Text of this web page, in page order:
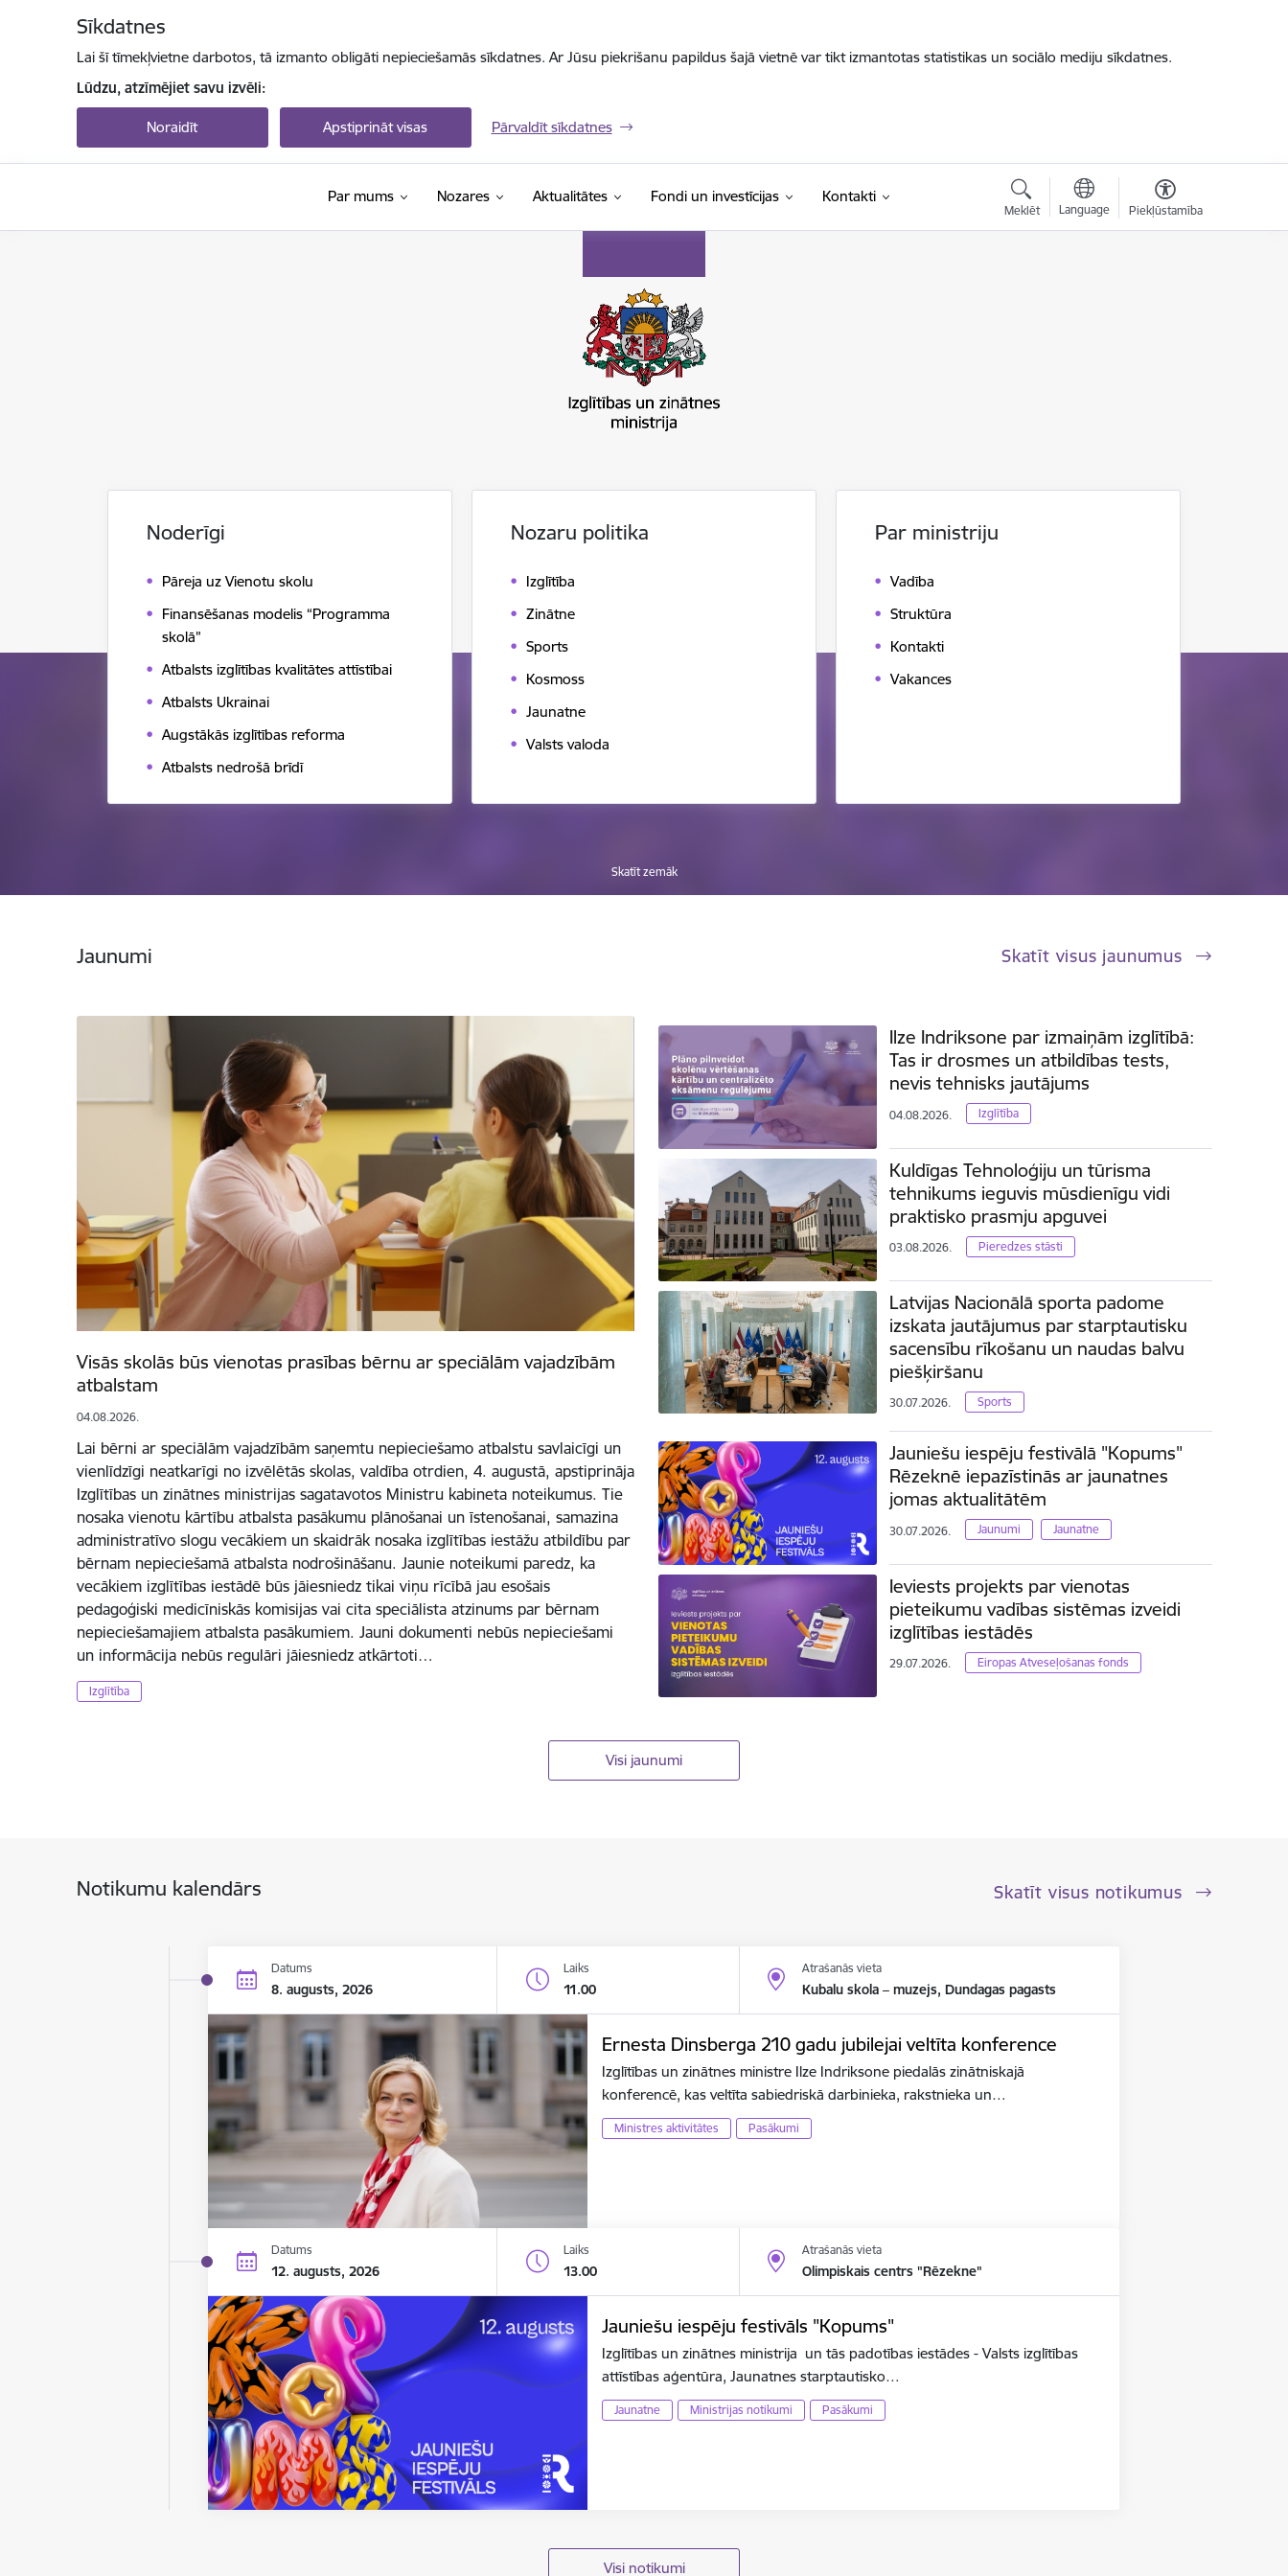
Sīkdatnes
Lai šī tīmekļvietne darbotos, tā izmanto obligāti nepieciešamās sīkdatnes. Ar Jūsu piekrišanu papildus šajā vietnē var tikt izmantotas statistikas un sociālo mediju sīkdatnes.
Lūdzu, atzīmējiet savu izvēli:
Noraidīt Apstiprināt visas Pārvaldīt sīkdatnes
Par mums Nozares Aktualitātes Fondi un investīcijas Kontakti
Meklēt Language Piekļūstamība
Noderīgi
Pāreja uz Vienotu skolu
Finansēšanas modelis “Programma
skolā”
Atbalsts izglītības kvalitātes attīstībai
Atbalsts Ukrainai
Augstākās izglītības reforma
Atbalsts nedrošā brīdī
Nozaru politika
Izglītība
Zinātne
Sports
Kosmoss
Jaunatne
Valsts valoda
Par ministriju
Vadība
Struktūra
Kontakti
Vakances
Skatīt zemāk
Jaunumi Skatīt visus jaunumus
Visās skolās būs vienotas prasības bērnu ar speciālām vajadzībām
atbalstam
04.08.2026.
Lai bērni ar speciālām vajadzībām saņemtu nepieciešamo atbalstu savlaicīgi un
vienlīdzīgi neatkarīgi no izvēlētās skolas, valdība otrdien, 4. augustā, apstiprināja
Izglītības un zinātnes ministrijas sagatavotos Ministru kabineta noteikumus. Tie
nosaka vienotu kārtību atbalsta pasākumu plānošanai un īstenošanai, samazina
administratīvo slogu vecākiem un skaidrāk nosaka izglītības iestāžu atbildību par
bērnam nepieciešamā atbalsta nodrošināšanu. Jaunie noteikumi paredz, ka
vecākiem izglītības iestādē būs jāiesniedz tikai viņu rīcībā jau esošais
pedagoģiski medicīniskās komisijas vai cita speciālista atzinums par bērnam
nepieciešamajiem atbalsta pasākumiem. Jauni dokumenti nebūs nepieciešami
un informācija nebūs regulāri jāiesniedz atkārtoti…
Izglītība
Ilze Indriksone par izmaiņām izglītībā:
Tas ir drosmes un atbildības tests,
nevis tehnisks jautājums
04.08.2026. Izglītība
Kuldīgas Tehnoloģiju un tūrisma
tehnikums ieguvis mūsdienīgu vidi
praktisko prasmju apguvei
03.08.2026. Pieredzes stāsti
Latvijas Nacionālā sporta padome
izskata jautājumus par starptautisku
sacensību rīkošanu un naudas balvu
piešķiršanu
30.07.2026. Sports
Jauniešu iespēju festivālā "Kopums"
Rēzeknē iepazīstinās ar jaunatnes
jomas aktualitātēm
30.07.2026. Jaunumi Jaunatne
Ieviests projekts par vienotas
pieteikumu vadības sistēmas izveidi
izglītības iestādēs
29.07.2026. Eiropas Atveseļošanas fonds
Visi jaunumi
Notikumu kalendārs Skatīt visus notikumus
Datums
8. augusts, 2026
Laiks
11.00
Atrašanās vieta
Kubalu skola – muzejs, Dundagas pagasts
Ernesta Dinsberga 210 gadu jubilejai veltīta konference
Izglītības un zinātnes ministre Ilze Indriksone piedalās zinātniskajā
konferencē, kas veltīta sabiedriskā darbinieka, rakstnieka un…
Ministres aktivitātes Pasākumi
Datums
12. augusts, 2026
Laiks
13.00
Atrašanās vieta
Olimpiskais centrs "Rēzekne"
Jauniešu iespēju festivāls "Kopums"
Izglītības un zinātnes ministrija un tās padotības iestādes - Valsts izglītības
attīstības aģentūra, Jaunatnes starptautisko…
Jaunatne Ministrijas notikumi Pasākumi
Visi notikumi